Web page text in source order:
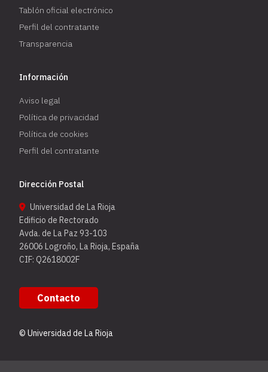
Tablón oficial electrónico
Perfil del contratante
Transparencia
Información
Aviso legal
Política de privacidad
Política de cookies
Perfil del contratante
Dirección Postal
Universidad de La Rioja
Edificio de Rectorado
Avda. de La Paz 93-103
26006 Logroño, La Rioja, España
CIF: Q2618002F
Contacto
© Universidad de La Rioja